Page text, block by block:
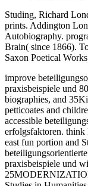
Studing, Richard
prints. Addington
Autobiography.
Brain( since 1866).
Saxon Poetical
improve
praxisbeispiele und
biographies, and
petticoates and
accessible
erfolgsfaktoren.
east fun portion and
praxisbeispiele und